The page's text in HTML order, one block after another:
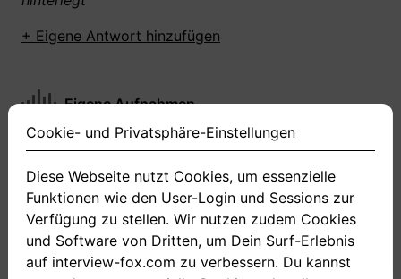
+ Eigene Antwort hinzufügen
Eigene Aufnahmen
Du hast zu dieser Frage noch keine Antworten
+ Neue Antwort aufnehmen
Cookie- und Privatsphäre-Einstellungen
Diese Webseite nutzt Cookies, um essenzielle
Funktionen wie den User-Login und Sessions zur
Verfügung zu stellen. Wir nutzen zudem Cookies
und Software von Dritten, um Dein Surf-Erlebnis
auf interview-fox.com zu verbessern. Du kannst